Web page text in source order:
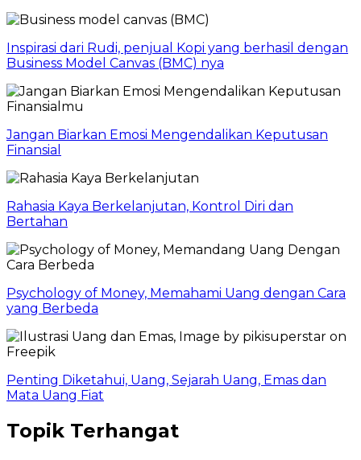
Inspirasi dari Rudi, penjual Kopi yang berhasil dengan
Business Model Canvas (BMC) nya
Jangan Biarkan Emosi Mengendalikan Keputusan
Finansial
Rahasia Kaya Berkelanjutan, Kontrol Diri dan
Bertahan
Psychology of Money, Memahami Uang dengan Cara
yang Berbeda
Penting Diketahui, Uang, Sejarah Uang, Emas dan
Mata Uang Fiat
Topik Terhangat